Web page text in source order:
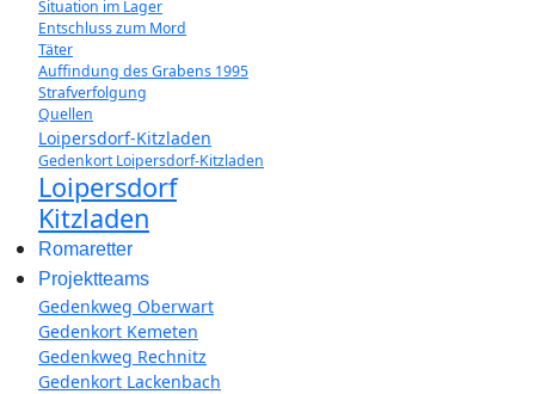
Situation im Lager
Entschluss zum Mord
Täter
Auffindung des Grabens 1995
Strafverfolgung
Quellen
Loipersdorf-Kitzladen
Gedenkort Loipersdorf-Kitzladen
Loipersdorf
Kitzladen
Romaretter
Projektteams
Gedenkweg Oberwart
Gedenkort Kemeten
Gedenkweg Rechnitz
Gedenkort Lackenbach